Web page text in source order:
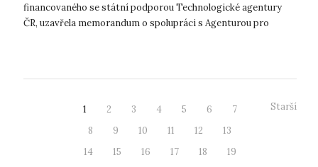
financovaného se státní podporou Technologické agentury
ČR, uzavřela memorandum o spolupráci s Agenturou pro
1 2 3 4 5 6
7
8
9 10 11 12
13
14
15 16 17 18
19
Starší